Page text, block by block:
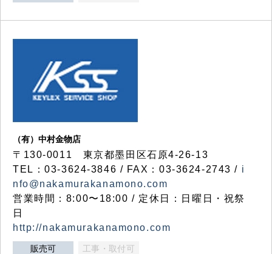
（有）中村金物店
〒130-0011 東京都墨田区石原4-26-13
TEL：03-3624-3846 / FAX：03-3624-2743 / i
nfo@nakamurakanamono.com
営業時間：8:00〜18:00 / 定休日：日曜日・祝祭
日
http://nakamurakanamono.com
販売可 工事・取付可